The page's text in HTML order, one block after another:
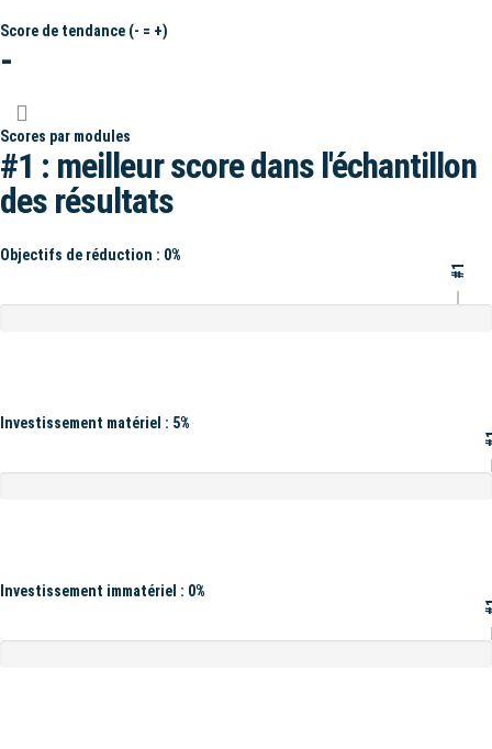
Score de tendance (- = +)
-
Scores par modules
#1 : meilleur score dans l'échantillon
des résultats
Objectifs de réduction : 0%
#1
Investissement matériel : 5%
Investissement immatériel : 0%